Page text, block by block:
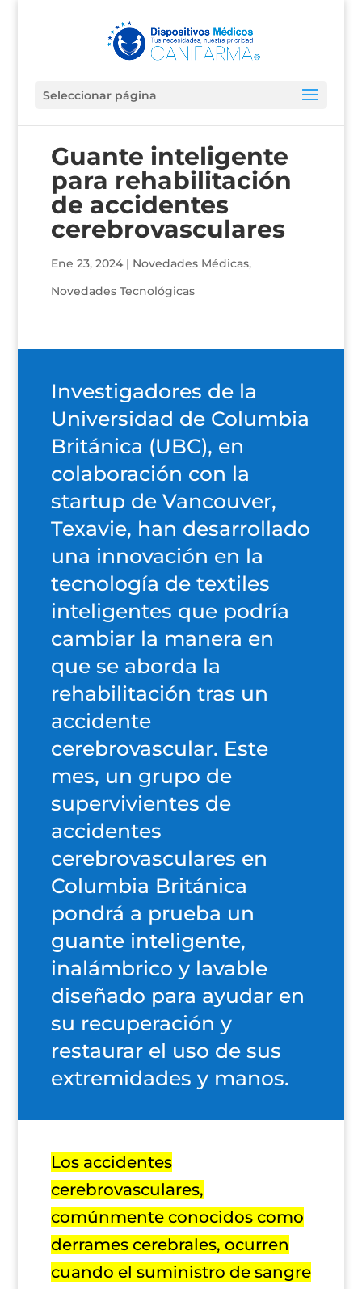
Seleccionar página
Guante inteligente
para rehabilitación
de accidentes
cerebrovasculares
Ene 23, 2024| Novedades Médicas,
Novedades Tecnológicas
Investigadores de la
Universidad de Columbia
Británica (UBC), en
colaboración con la
startup de Vancouver,
Texavie, han desarrollado
una innovación en la
tecnología de textiles
inteligentes que podría
cambiar la manera en
que se aborda la
rehabilitación tras un
accidente
cerebrovascular. Este
mes, un grupo de
supervivientes de
accidentes
cerebrovasculares en
Columbia Británica
pondrá a prueba un
guante inteligente,
inalámbrico y lavable
diseñado para ayudar en
su recuperación y
restaurar el uso de sus
extremidades y manos.
Los accidentes
cerebrovasculares,
comúnmente conocidos como
derrames cerebrales, ocurren
cuando el suministro de sangre